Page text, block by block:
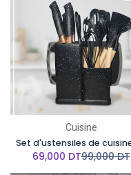
Cuisine
69,000 DT99,000DT